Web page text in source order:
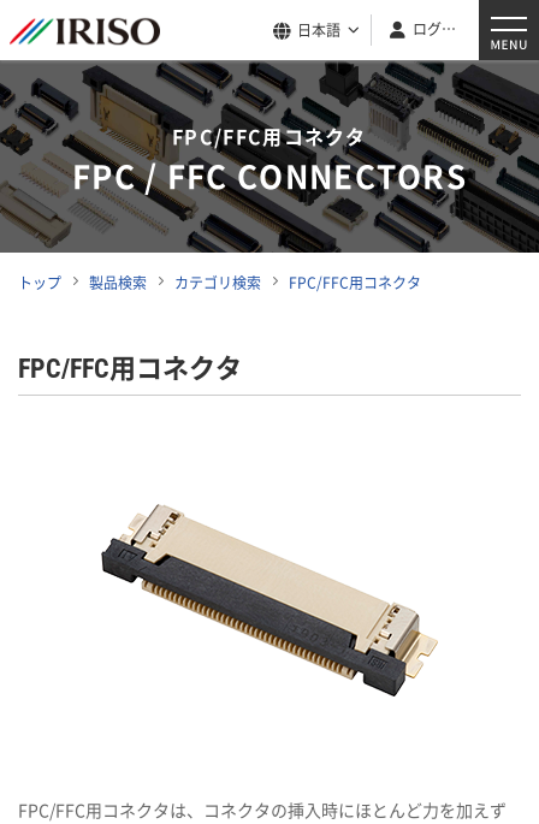
日本語 ログイン
FPC/FFC用コネクタ
FPC / FFC CONNECTORS
トップ 製品検索 カテゴリ検索 FPC/FFC用コネクタ
FPC/FFC用コネクタ
FPC/FFC用コネクタは、コネクタの挿入時にほとんど力を加えず